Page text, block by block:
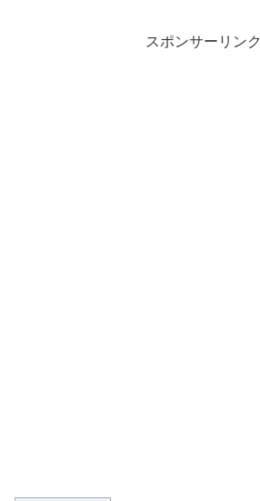
スポンサーリンク